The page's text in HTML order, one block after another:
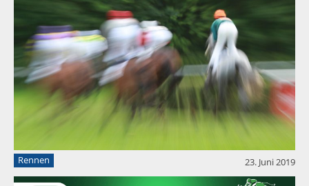
Rennen 23. Juni 2019